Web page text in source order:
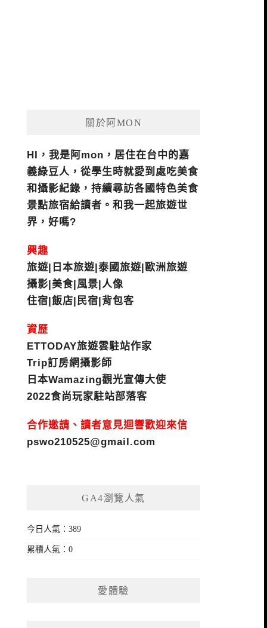
關於阿MON
HI，我是阿mon，居住在台中的嘉
義綠豆人，從學生時就愛到處吃美食
和攝影紀錄，持續尋訪各國特色美食
景點旅宿給讀者。和我一起旅遊世
界，好嗎?
興趣
旅遊|日本旅遊|泰國旅遊|歐洲旅遊
攝影|美食|風景|人像
住宿|飯店|民宿|背包客
資歷
ETTODAY旅遊雲駐站作家
Trip訂房網攝影師
日本Wamazing觀光宣傳大使
2022食尚玩家駐站部落客
合作邀請、讀者意見迴響歡迎來信
pswo210525@gmail.com
GA4瀏覽人氣
今日人氣：389
累積人氣：0
愛體驗